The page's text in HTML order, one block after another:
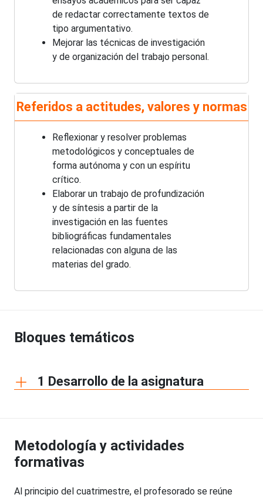
de redactar correctamente textos de
tipo argumentativo.
Mejorar las técnicas de investigación
y de organización del trabajo personal.
Referidos a actitudes, valores y normas
Reflexionar y resolver problemas
metodológicos y conceptuales de
forma autónoma y con un espíritu
crítico.
Elaborar un trabajo de profundización
y de síntesis a partir de la
investigación en las fuentes
bibliográficas fundamentales
relacionadas con alguna de las
materias del grado.
Bloques temáticos
1 Desarrollo de la asignatura
Metodología y actividades
formativas
Al principio del cuatrimestre, el profesorado se reúne